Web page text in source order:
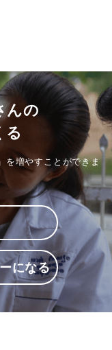
んの
る
を増やすことができま
になる